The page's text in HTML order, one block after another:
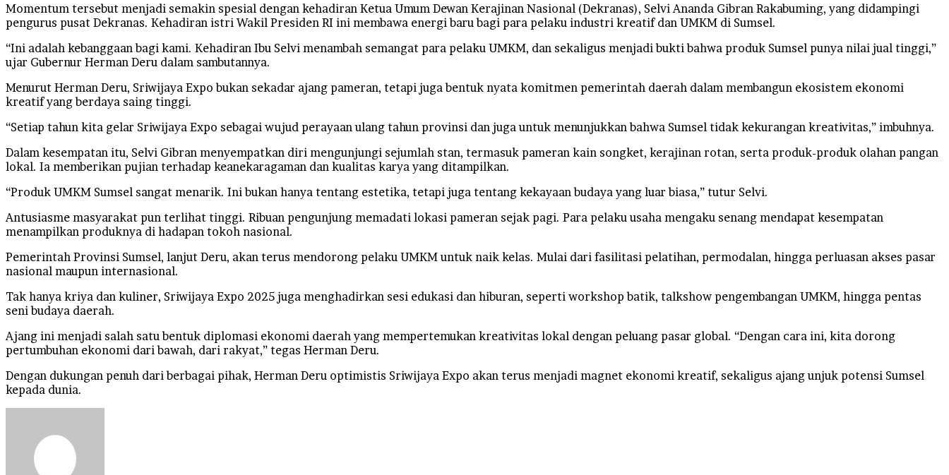
Momentum tersebut menjadi semakin spesial dengan kehadiran Ketua Umum Dewan Kerajinan Nasional (Dekranas), Selvi Ananda Gibran Rakabuming, yang didampingi
pengurus pusat Dekranas. Kehadiran istri Wakil Presiden RI ini membawa energi baru bagi para pelaku industri kreatif dan UMKM di Sumsel.
“Ini adalah kebanggaan bagi kami. Kehadiran Ibu Selvi menambah semangat para pelaku UMKM, dan sekaligus menjadi bukti bahwa produk Sumsel punya nilai jual tinggi,”
ujar Gubernur Herman Deru dalam sambutannya.
Menurut Herman Deru, Sriwijaya Expo bukan sekadar ajang pameran, tetapi juga bentuk nyata komitmen pemerintah daerah dalam membangun ekosistem ekonomi
kreatif yang berdaya saing tinggi.
“Setiap tahun kita gelar Sriwijaya Expo sebagai wujud perayaan ulang tahun provinsi dan juga untuk menunjukkan bahwa Sumsel tidak kekurangan kreativitas,” imbuhnya.
Dalam kesempatan itu, Selvi Gibran menyempatkan diri mengunjungi sejumlah stan, termasuk pameran kain songket, kerajinan rotan, serta produk-produk olahan pangan
lokal. Ia memberikan pujian terhadap keanekaragaman dan kualitas karya yang ditampilkan.
“Produk UMKM Sumsel sangat menarik. Ini bukan hanya tentang estetika, tetapi juga tentang kekayaan budaya yang luar biasa,” tutur Selvi.
Antusiasme masyarakat pun terlihat tinggi. Ribuan pengunjung memadati lokasi pameran sejak pagi. Para pelaku usaha mengaku senang mendapat kesempatan
menampilkan produknya di hadapan tokoh nasional.
Pemerintah Provinsi Sumsel, lanjut Deru, akan terus mendorong pelaku UMKM untuk naik kelas. Mulai dari fasilitasi pelatihan, permodalan, hingga perluasan akses pasar
nasional maupun internasional.
Tak hanya kriya dan kuliner, Sriwijaya Expo 2025 juga menghadirkan sesi edukasi dan hiburan, seperti workshop batik, talkshow pengembangan UMKM, hingga pentas
seni budaya daerah.
Ajang ini menjadi salah satu bentuk diplomasi ekonomi daerah yang mempertemukan kreativitas lokal dengan peluang pasar global. “Dengan cara ini, kita dorong
pertumbuhan ekonomi dari bawah, dari rakyat,” tegas Herman Deru.
Dengan dukungan penuh dari berbagai pihak, Herman Deru optimistis Sriwijaya Expo akan terus menjadi magnet ekonomi kreatif, sekaligus ajang unjuk potensi Sumsel
kepada dunia.